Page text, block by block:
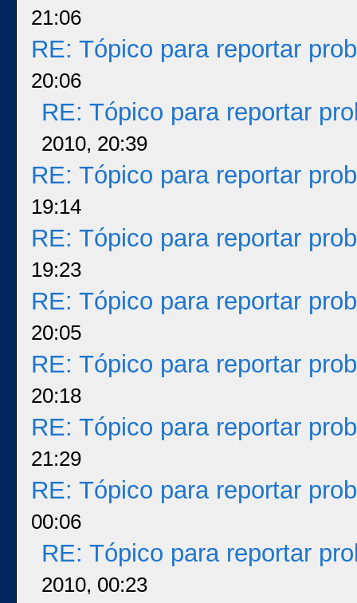
21:06
RE: Tópico para reportar
20:06
RE: Tópico para reportar
2010, 20:39
RE: Tópico para reportar
19:14
RE: Tópico para reportar
19:23
RE: Tópico para reportar
20:05
RE: Tópico para reportar
20:18
RE: Tópico para reportar
21:29
RE: Tópico para reportar
00:06
RE: Tópico para reportar
2010, 00:23